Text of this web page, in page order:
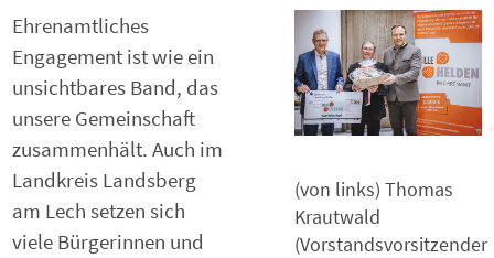
(von links) Thomas
Krautwald
(Vorstandsvorsitzender
Ehrenamtliches
Engagement ist wie ein
unsichtbares Band, das
unsere Gemeinschaft
zusammenhält. Auch im
Landkreis Landsberg
am Lech setzen sich
viele Bürgerinnen und